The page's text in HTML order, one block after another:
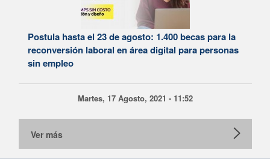
Postula hasta el 23 de agosto: 1.400 becas para la
reconversión laboral en área digital para personas
sin empleo
Martes, 17 Agosto, 2021 - 11:52
Ver más